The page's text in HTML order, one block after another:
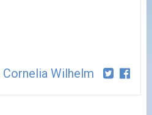
Cornelia Wilhelm